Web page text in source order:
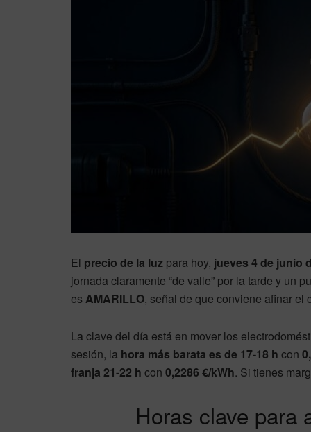
El precio de la luz para hoy, jueves 4 de junio
jornada claramente “de valle” por la tarde y un
es AMARILLO, señal de que conviene afinar el
La clave del día está en mover los
sesión, la hora más barata es de 17-18 h con
franja 21-22 h con 0,2286 €/kWh. Si tienes
Horas clave para